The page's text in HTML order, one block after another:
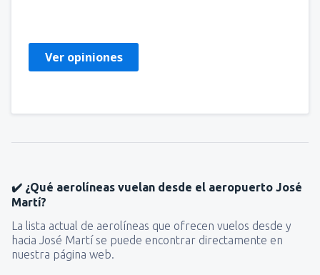
Ver opiniones
✔️ ¿Qué aerolíneas vuelan desde el aeropuerto José
Martí?
La lista actual de aerolíneas que ofrecen vuelos desde y
hacia José Martí se puede encontrar directamente en
nuestra página web.